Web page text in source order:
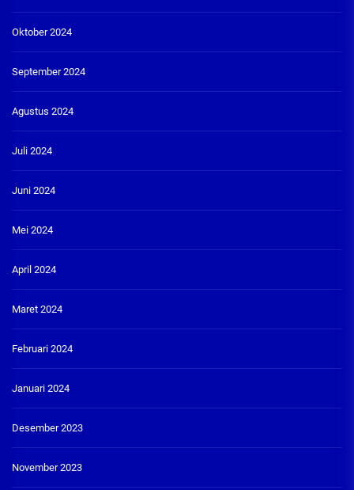
Oktober 2024
September 2024
Agustus 2024
Juli 2024
Juni 2024
Mei 2024
April 2024
Maret 2024
Februari 2024
Januari 2024
Desember 2023
November 2023